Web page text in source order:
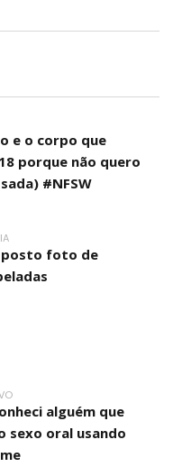
e o corpo que
porque não quero
#NFSW
posto foto de
alguém que
sexo oral usando